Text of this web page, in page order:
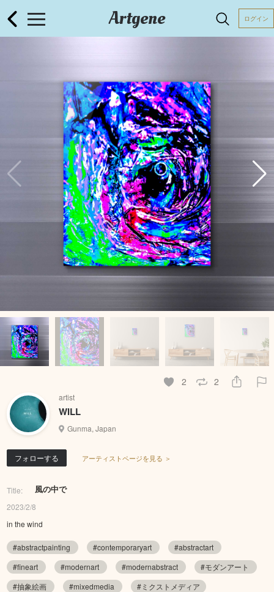
Artgene ログイン
2 2
artist
WILL
Gunma, Japan
フォローする アーティストページを見る ＞
Title: 風の中で
2023/2/8
in the wind
#abstractpainting #contemporaryart
#abstractart
#fineart
#modernart #modernabstract
#モダンアート
#抽象絵画
#mixedmedia
#ミクストメディア